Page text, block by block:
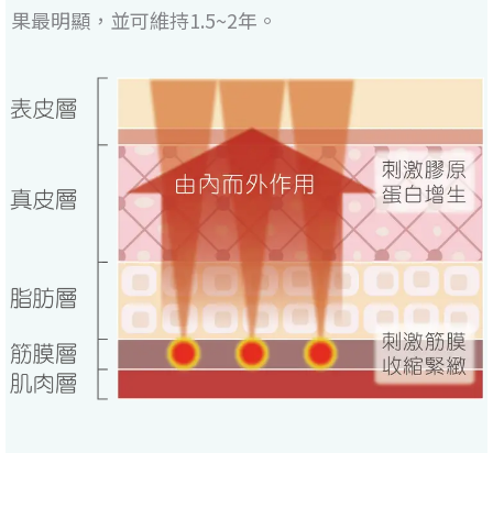
果最明顯，並可維持1.5~2年。